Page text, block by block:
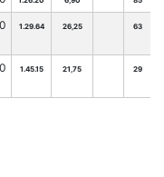
1.29.64 26,25 63
1.45.15 21,75 29